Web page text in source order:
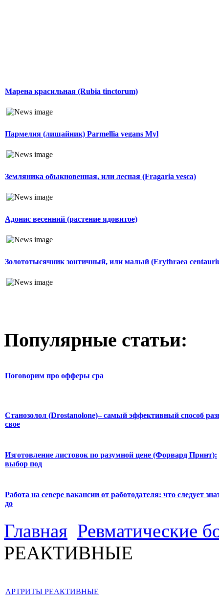
Марена красильная (Rubia tinctorum)
Пармелия (лишайник) Parmellia vegans Myl
Земляника обыкновенная, или лесная (Fragaria vesca)
Адонис весенний (растение ядовитое)
Золототысячник зонтичный, или малый (Erythraea
Популярные статьи:
Поговорим про офферы cpa
Станозолол (Drostanolone)– самый эффективный способ
свое
Изготовление листовок по разумной цене (Форвард Принт):
выбор под
Работа на севере вакансии от работодателя: что следует
до
Главная Ревматические
РЕАКТИВНЫЕ
АРТРИТЫ РЕАКТИВНЫЕ